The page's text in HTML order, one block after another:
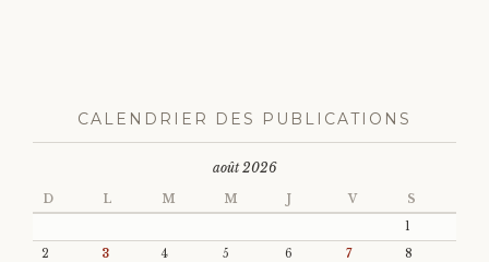
CALENDRIER DES PUBLICATIONS
août 2026
D L M M J V S
1
2
3 4 5 6 7
8